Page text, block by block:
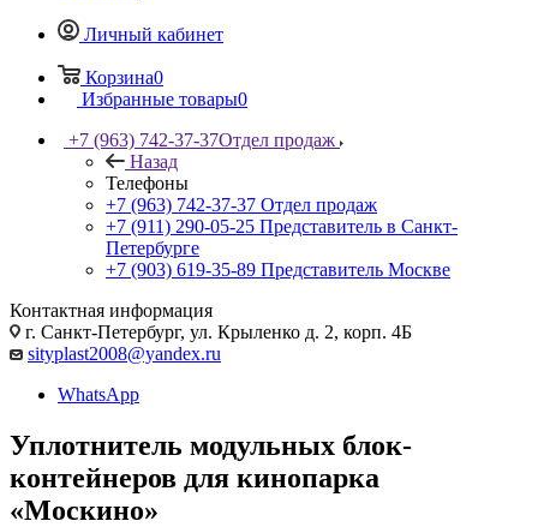
Личный кабинет
Корзина0
Избранные товары0
+7 (963) 742-37-37Отдел продаж
Назад
Телефоны
+7 (963) 742-37-37 Отдел продаж
+7 (911) 290-05-25 Представитель в Санкт-
Петербурге
+7 (903) 619-35-89 Представитель Москве
Контактная информация
г. Санкт-Петербург, ул. Крыленко д. 2, корп. 4Б
sityplast2008@yandex.ru
WhatsApp
Уплотнитель модульных блок-
контейнеров для кинопарка
«Москино»